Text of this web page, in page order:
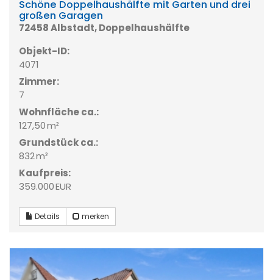
Schöne Doppelhaushälfte mit Garten und drei
großen Garagen
72458 Albstadt, Doppelhaushälfte
Objekt-ID:
4071
Zimmer:
7
Wohnfläche ca.:
127,50 m²
Grund­stück ca.:
832 m²
Kaufpreis:
359.000 EUR
Details merken